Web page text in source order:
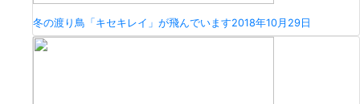
冬の渡り鳥「キセキレイ」が飛んでいます2018年10月29日